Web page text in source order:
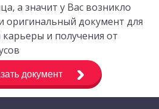
а значит у Вас возникло
оригинальный документ для
и получения от
документ